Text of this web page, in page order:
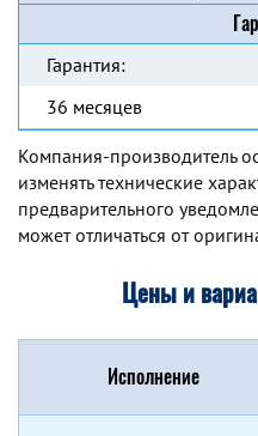
Гарантия:
36 месяцев
Компания-производитель
изменять технические
предварительного
может отличаться от
Цены и
Исполнение